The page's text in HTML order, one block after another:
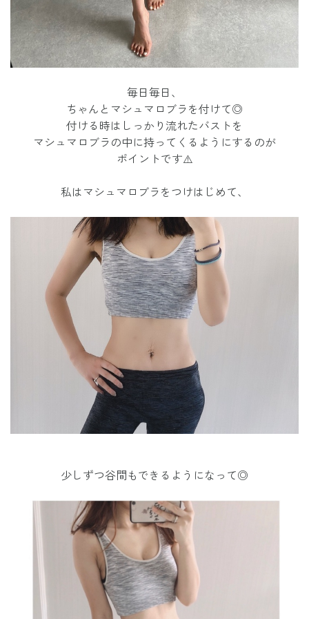
毎日毎日、
ちゃんとマシュマロブラを付けて◎
付ける時はしっかり流れたバストを
マシュマロブラの中に持ってくるようにするのが
ポイントです⚠️
私はマシュマロブラをつけはじめて、
少しずつ谷間もできるようになって◎